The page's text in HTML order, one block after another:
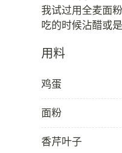
我试过用全麦面
用料
鸡蛋
面粉
香芹叶子